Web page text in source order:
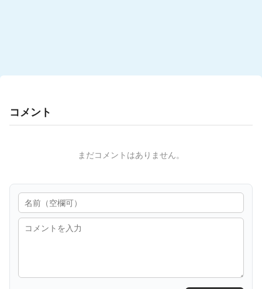
コメント
まだコメントはありません。